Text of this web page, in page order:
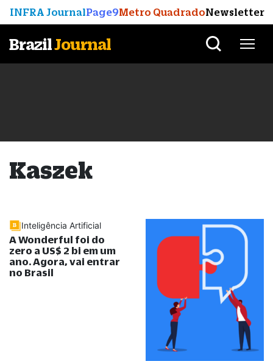
INFRA JournalPage9Metro QuadradoNewsletter
BrazilJournal
Kaszek
Inteligência Artificial
A Wonderful foi do
zero a US$ 2 bi em um
ano. Agora, vai entrar
no Brasil